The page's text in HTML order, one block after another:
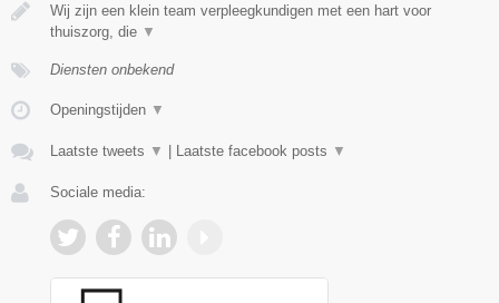
Wij zijn een klein team verpleegkundigen met een hart voor
thuiszorg, die ▼
Diensten onbekend
Openingstijden ▼
Laatste tweets ▼ | Laatste facebook posts ▼
Sociale media: